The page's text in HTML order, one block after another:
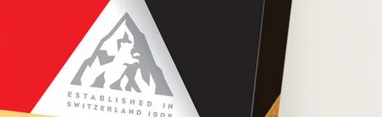
af dig eller en besked, der går lige i hendes hjerte. Intet besvær